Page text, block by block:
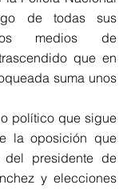
de todas sus
medios de
que en
suma unos
que sigue
la oposición que
presidente de
y elecciones